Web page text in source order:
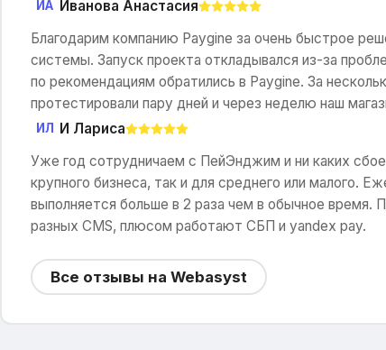
ИА Иванова Анастасия
Благодарим компанию Paygine за очень быстрое
системы. Запуск проекта откладывался из-за
по рекомендациям обратились в Paygine. За
протестировали пару дней и через неделю наш
ИЛ И Лариса
Уже год сотрудничаем с ПейЭнджим и ни каких
крупного бизнеса, так и для среднего или малого.
выполняется больше в 2 раза чем в обычное время.
разных CMS, плюсом работают СБП и yandex pay.
Все отзывы на Webasyst